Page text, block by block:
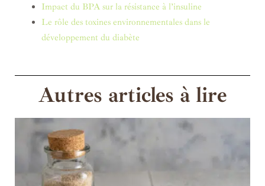
Impact du BPA sur la résistance à l’insuline
Le rôle des toxines environnementales dans le
développement du diabète
Autres articles à lire